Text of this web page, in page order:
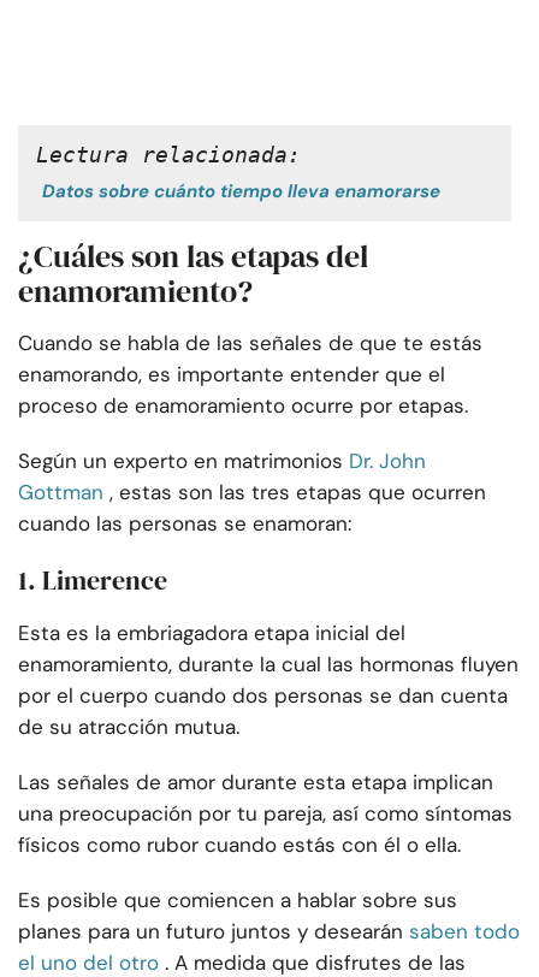
Lectura relacionada:
Datos sobre cuánto tiempo lleva enamorarse
¿Cuáles son las etapas del
enamoramiento?
Cuando se habla de las señales de que te estás
enamorando, es importante entender que el
proceso de enamoramiento ocurre por etapas.
Según un experto en matrimonios Dr. John
Gottman , estas son las tres etapas que ocurren
cuando las personas se enamoran:
1. Limerence
Esta es la embriagadora etapa inicial del
enamoramiento, durante la cual las hormonas fluyen
por el cuerpo cuando dos personas se dan cuenta
de su atracción mutua.
Las señales de amor durante esta etapa implican
una preocupación por tu pareja, así como síntomas
físicos como rubor cuando estás con él o ella.
Es posible que comiencen a hablar sobre sus
planes para un futuro juntos y desearán saben todo
el uno del otro . A medida que disfrutes de las